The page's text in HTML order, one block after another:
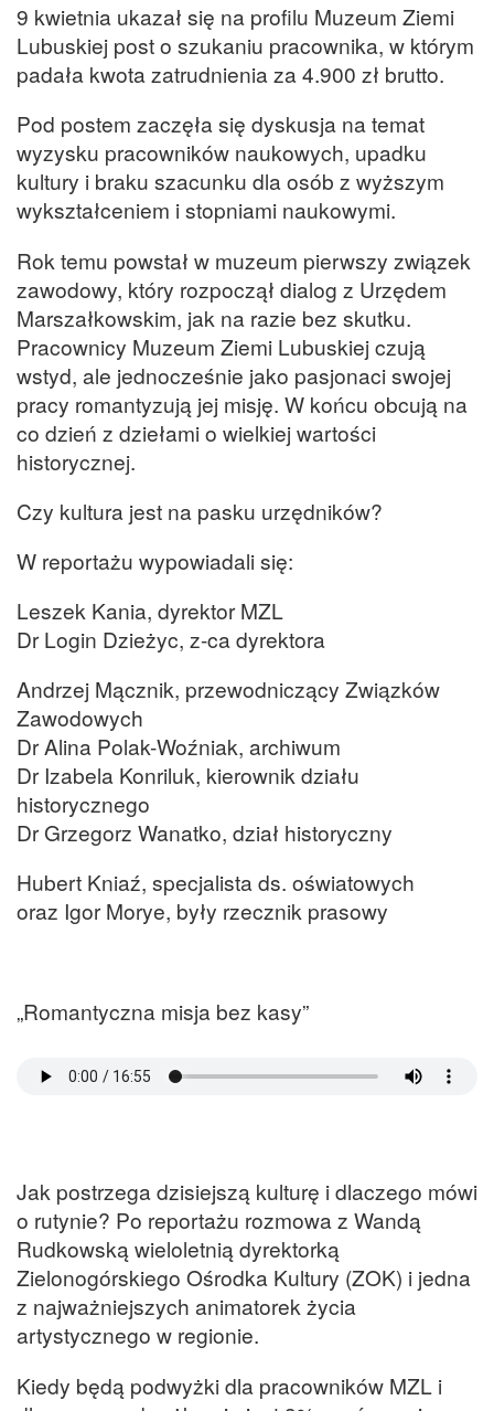
9 kwietnia ukazał się na profilu Muzeum Ziemi
Lubuskiej post o szukaniu pracownika, w którym
padała kwota zatrudnienia za 4.900 zł brutto.
Pod postem zaczęła się dyskusja na temat
wyzysku pracowników naukowych, upadku
kultury i braku szacunku dla osób z wyższym
wykształceniem i stopniami naukowymi.
Rok temu powstał w muzeum pierwszy związek
zawodowy, który rozpoczął dialog z Urzędem
Marszałkowskim, jak na razie bez skutku.
Pracownicy Muzeum Ziemi Lubuskiej czują
wstyd, ale jednocześnie jako pasjonaci swojej
pracy romantyzują jej misję. W końcu obcują na
co dzień z dziełami o wielkiej wartości
historycznej.
Czy kultura jest na pasku urzędników?
W reportażu wypowiadali się:
Leszek Kania, dyrektor MZL
Dr Login Dzieżyc, z-ca dyrektora
Andrzej Mącznik, przewodniczący Związków
Zawodowych
Dr Alina Polak-Woźniak, archiwum
Dr Izabela Konriluk, kierownik działu
historycznego
Dr Grzegorz Wanatko, dział historyczny
Hubert Kniaź, specjalista ds. oświatowych
oraz Igor Morye, były rzecznik prasowy
„Romantyczna misja bez kasy”
Jak postrzega dzisiejszą kulturę i dlaczego mówi
o rutynie? Po reportażu rozmowa z Wandą
Rudkowską wieloletnią dyrektorką
Zielonogórskiego Ośrodka Kultury (ZOK) i jedna
z najważniejszych animatorek życia
artystycznego w regionie.
Kiedy będą podwyżki dla pracowników MZL i